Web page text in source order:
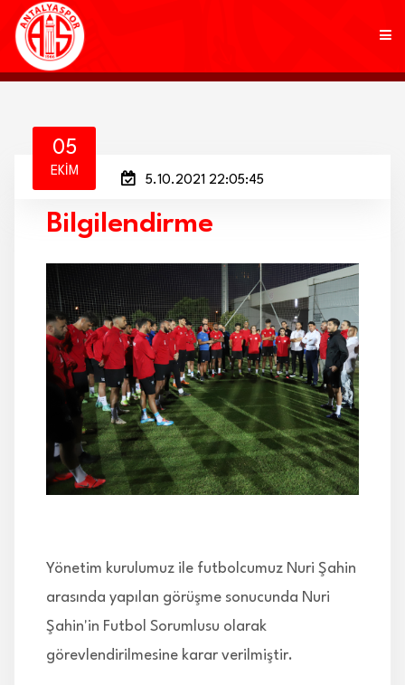
KULÜP
AKADEMİ
TARAFTAR
BRANŞLAR
HABERLER
İLETİŞİM
05
EKIM
5.10.2021 22:05:45
Bilgilendirme
Yönetim kurulumuz ile futbolcumuz Nuri Şahin
arasında yapılan görüşme sonucunda Nuri
Şahin'in Futbol Sorumlusu olarak
görevlendirilmesine karar verilmiştir.